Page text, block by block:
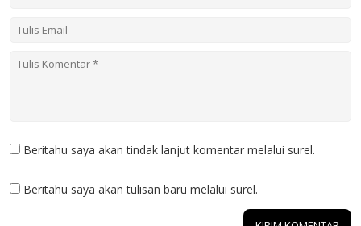
Beritahu saya akan tindak lanjut komentar melalui surel.
Beritahu saya akan tulisan baru melalui surel.